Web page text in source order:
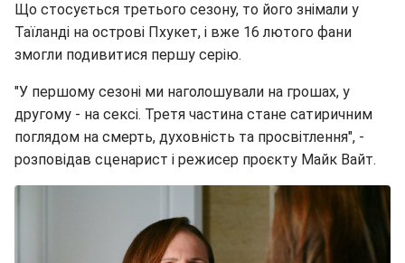
Що стосується третього сезону, то його знімали у
Таїланді на острові Пхукет, і вже 16 лютого фани
змогли подивитися першу серію.
"У першому сезоні ми наголошували на грошах, у
другому - на сексі. Третя частина стане сатиричним
поглядом на смерть, духовність та просвітлення", -
розповідав сценарист і режисер проєкту Майк Вайт.